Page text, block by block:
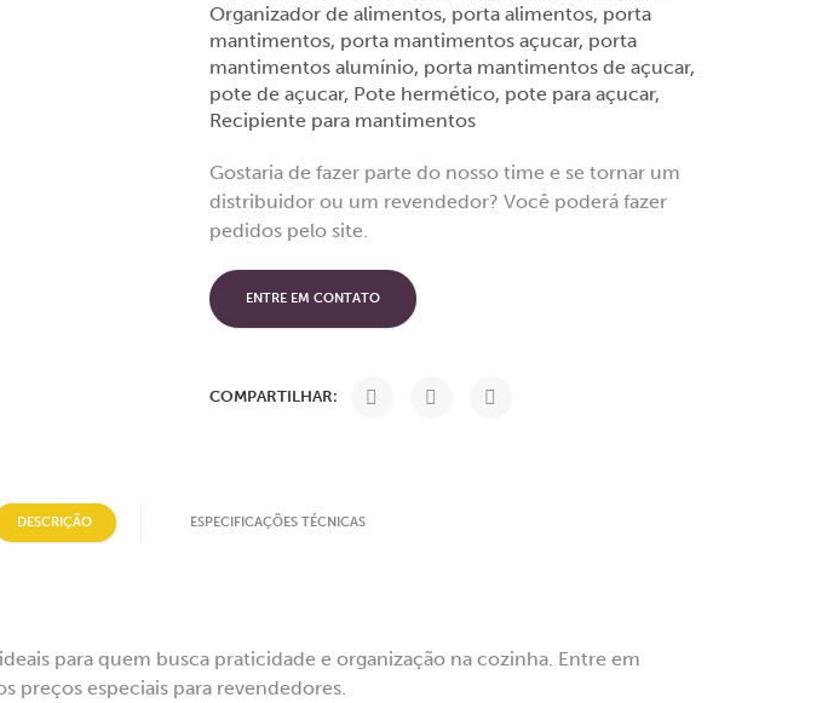
Organizador de alimentos, porta alimentos, porta
mantimentos, porta mantimentos açucar, porta
mantimentos alumínio, porta mantimentos de açucar,
pote de açucar, Pote hermético, pote para açucar,
Recipiente para mantimentos
Gostaria de fazer parte do nosso time e se tornar um
distribuidor ou um revendedor? Você poderá fazer
pedidos pelo site.
ENTRE EM CONTATO
COMPARTILHAR:
DESCRIÇÃO ESPECIFICAÇÕES TÉCNICAS
para quem busca praticidade e organização na cozinha. Entre em
preços especiais para revendedores.